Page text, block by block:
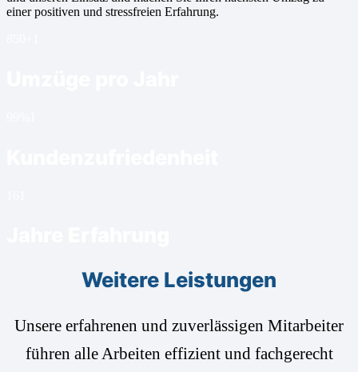
einer positiven und stressfreien Erfahrung.
Weitere Leistungen
Unsere erfahrenen und zuverlässigen Mitarbeiter
führen alle Arbeiten effizient und fachgerecht